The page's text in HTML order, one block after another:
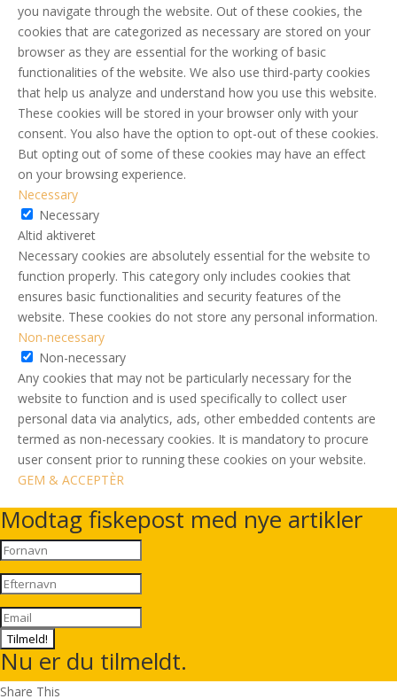
you navigate through the website. Out of these cookies, the
cookies that are categorized as necessary are stored on your
browser as they are essential for the working of basic
functionalities of the website. We also use third-party cookies
that help us analyze and understand how you use this website.
These cookies will be stored in your browser only with your
consent. You also have the option to opt-out of these cookies.
But opting out of some of these cookies may have an effect
on your browsing experience.
Necessary
Necessary
Altid aktiveret
Necessary cookies are absolutely essential for the website to
function properly. This category only includes cookies that
ensures basic functionalities and security features of the
website. These cookies do not store any personal information.
Non-necessary
Non-necessary
Any cookies that may not be particularly necessary for the
website to function and is used specifically to collect user
personal data via analytics, ads, other embedded contents are
termed as non-necessary cookies. It is mandatory to procure
user consent prior to running these cookies on your website.
GEM & ACCEPTÈR
Modtag fiskepost med nye artikler
Tilmeld!
Nu er du tilmeldt.
Share This